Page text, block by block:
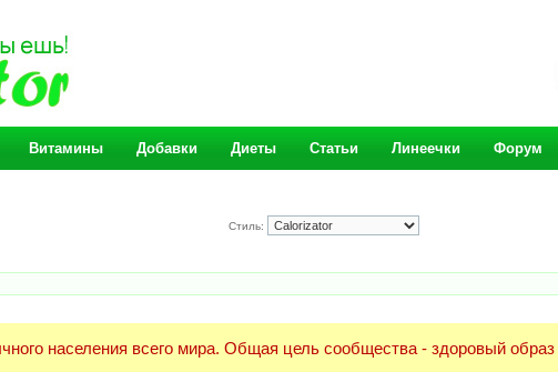
Витамины Добавки Диеты Статьи Линеечки Форум
Стиль:
населения всего мира. Общая цель сообщества - здоровый